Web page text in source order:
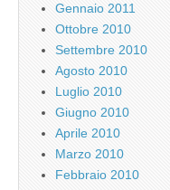
Gennaio 2011
Ottobre 2010
Settembre 2010
Agosto 2010
Luglio 2010
Giugno 2010
Aprile 2010
Marzo 2010
Febbraio 2010